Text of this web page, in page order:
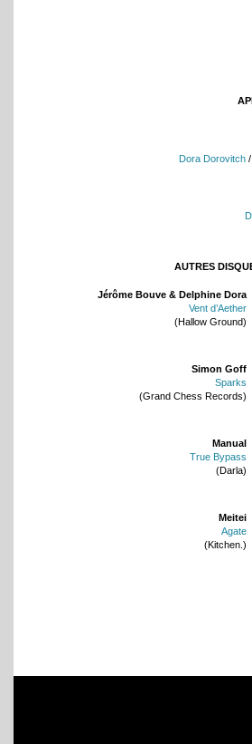
Dora Dorovitch /
AUTRES
Jérôme Bouve & Delphine Dora
Vent d’Aether
(Hallow Ground)
Simon Goff
Sparks
(Grand Chess Records)
Manual
True Bypass
(Darla)
Meitei
Agate
(Kitchen.)